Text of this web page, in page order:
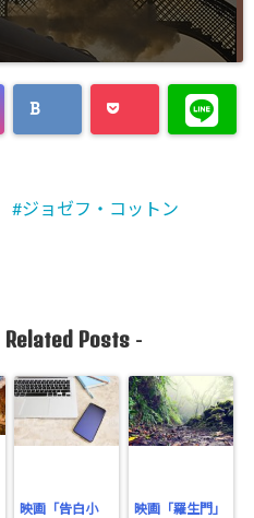
ジョゼフ・コットン
Related Posts-
映画「告白小
映画「羅生門」